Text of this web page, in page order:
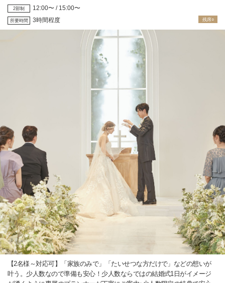
2部制 12:00〜 / 15:00〜
所要時間 3時間程度 残席○
【2名様～対応可】「家族のみで」「たいせつな方だけで」などの想いが
叶う。少人数なので準備も安心！少人数ならではの結婚式1日がイメージ